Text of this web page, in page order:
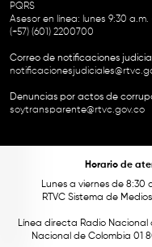
PQRS
Asesor en línea: lunes 9:30 a.m.
(+57) (601) 2200700
Correo de notificaciones
Denuncias por actos de
soytransparente@rtvc.gov.co
Horario de
Lunes a viernes de 8:30
RTVC Sistema de
Línea directa Radio Nacional
Nacional de Colombia 01